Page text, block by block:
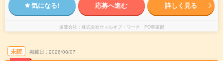
気になる! 応募へ進む 詳しく見る
派遣会社 株式会社ウィルオブ・ワーク FO事業部
未読 掲載日 2026/08/07